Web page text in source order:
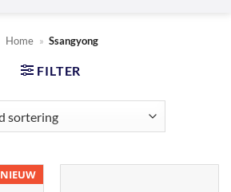
Home » Ssangyong
FILTER
NIEUW